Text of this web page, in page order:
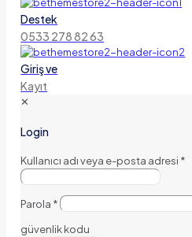
Destek
0533 278 82 63
Giriş ve
Kayıt
✕
Login
Kullanıcı adı veya e-posta adresi *
Parola *
güvenlik kodu